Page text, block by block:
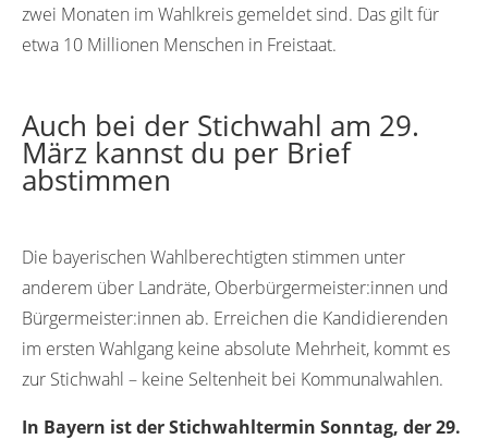
zwei Monaten im Wahlkreis gemeldet sind. Das gilt für
etwa 10 Millionen Menschen in Freistaat.
Auch bei der Stichwahl am 29.
März kannst du per Brief
abstimmen
Die bayerischen Wahlberechtigten stimmen unter
anderem über Landräte, Oberbürgermeister:innen und
Bürgermeister:innen ab. Erreichen die Kandidierenden
im ersten Wahlgang keine absolute Mehrheit, kommt es
zur Stichwahl – keine Seltenheit bei Kommunalwahlen.
In Bayern ist der Stichwahltermin Sonntag, der 29.